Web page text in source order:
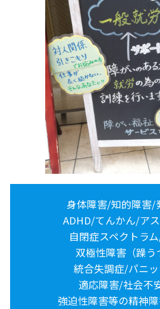
身体障害/知的障害/
ADHD/てんかん/ア
自閉症スペクトラ
双極性障害（躁
統合失調症/パニ
適応障害/社会不
強迫性障害等の精神